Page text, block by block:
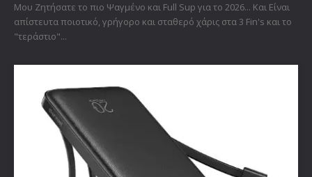
Μου Ζητήσατε το πιο Ψαγμένο και Full Sup για το 2026... Και Είναι
απίστευτα ποιοτικό, γρήγορο και σταθερό χάρις στα 3 Fin's και το
"τεράστιο"...